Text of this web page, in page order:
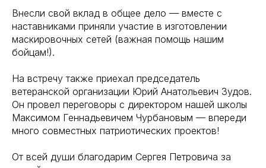
Внесли свой вклад в общее дело — вместе с
наставниками приняли участие в изготовлении
маскировочных сетей (важная помощь нашим
бойцам!).
На встречу также приехал председатель
ветеранской организации Юрий Анатольевич Зудов.
Он провел переговоры с директором нашей школы
Максимом Геннадьевичем Чурбановым — впереди
много совместных патриотических проектов!
От всей души благодарим Сергея Петровича за